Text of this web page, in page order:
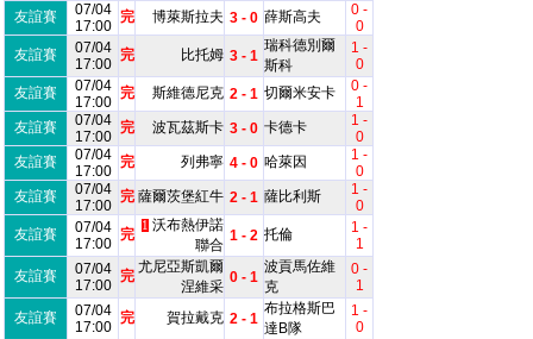
友誼賽
07/04
17:00
完 博萊斯拉夫 3 - 0 薛斯高夫
0 -
0
友誼賽
07/04
17:00
完 比托姆 3 - 1
瑞科德別爾
斯科
1 -
0
友誼賽
07/04
17:00
完 斯維德尼克 2 - 1 切爾米安卡
0 -
1
友誼賽
07/04
17:00
完 波瓦茲斯卡 3 - 0 卡德卡
1 -
0
友誼賽
07/04
17:00
完 列弗寧 4 - 0 哈萊因
1 -
0
友誼賽
07/04
17:00
完 薩爾茨堡紅牛 2 - 1 薩比利斯
1 -
0
友誼賽
07/04
17:00
完
1 沃布熱伊諾
聯合
1 - 2 托倫
1 -
1
友誼賽
07/04
17:00
完
尤尼亞斯凱爾
涅維采
0 - 1
波貢馬佐維
克
0 -
1
友誼賽
07/04
17:00
完 賀拉戴克 2 - 1
布拉格斯巴
達B隊
1 -
0